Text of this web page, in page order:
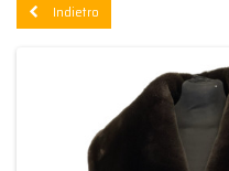
Indietro